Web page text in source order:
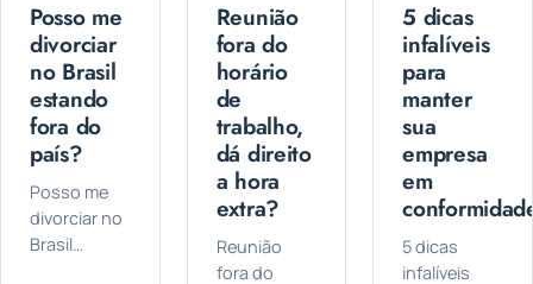
Posso me
divorciar
no Brasil
estando
fora do
país?
Posso me
divorciar no
Brasil
Reunião
fora do
horário
de
trabalho,
dá direito
a hora
extra?
Reunião
fora do
5 dicas
infalíveis
para
manter
sua
empresa
em
5 dicas
infalíveis